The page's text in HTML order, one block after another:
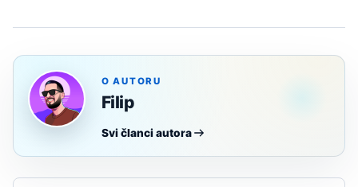
O AUTORU
Filip
Svi članci autora